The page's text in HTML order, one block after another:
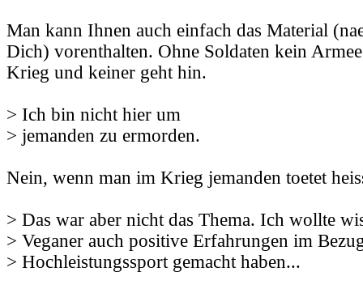
Man kann Ihnen auch einfach das Material
Dich) vorenthalten. Ohne Soldaten kein
Krieg und keiner geht hin.
> Ich bin nicht hier um
> jemanden zu ermorden.
Nein, wenn man im Krieg jemanden toetet
> Das war aber nicht das Thema. Ich wollte
> Veganer auch positive Erfahrungen im
> Hochleistungssport gemacht haben...